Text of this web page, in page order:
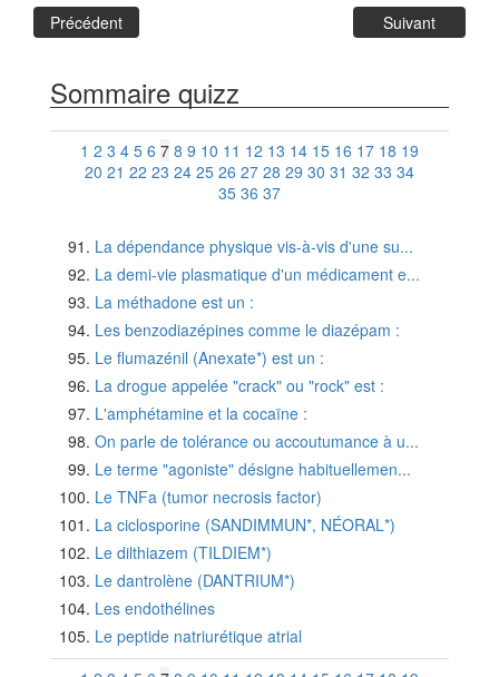
Précédent Suivant
Sommaire quizz
1 2 3 4 5 6 7 8 9 10 11 12 13 14 15 16 17 18 19
20 21 22 23 24 25 26 27 28 29 30 31 32 33 34
35 36 37
La dépendance physique vis-à-vis d'une su...
La demi-vie plasmatique d'un médicament e...
La méthadone est un :
Les benzodiazépines comme le diazépam :
Le flumazénil (Anexate*) est un :
La drogue appelée "crack" ou "rock" est :
L'amphétamine et la cocaïne :
On parle de tolérance ou accoutumance à u...
Le terme "agoniste" désigne habituellemen...
Le TNFa (tumor necrosis factor)
La ciclosporine (SANDIMMUN*, NÉORAL*)
Le dilthiazem (TILDIEM*)
Le dantrolène (DANTRIUM*)
Les endothélines
Le peptide natriurétique atrial